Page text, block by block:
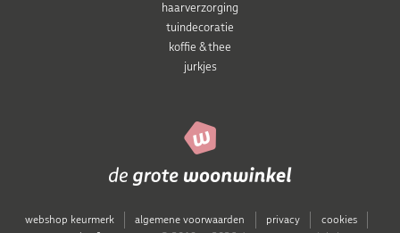
haarverzorging
tuindecoratie
koffie & thee
jurkjes
webshop keurmerk algemene voorwaarden privacy
cookies